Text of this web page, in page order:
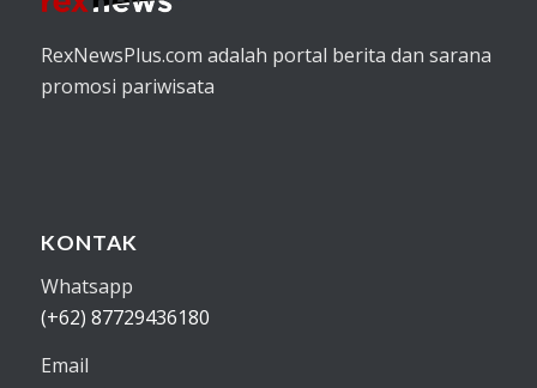
RexNewsPlus.com adalah portal berita dan sarana
promosi pariwisata
KONTAK
Whatsapp
(+62) 87729436180
Email